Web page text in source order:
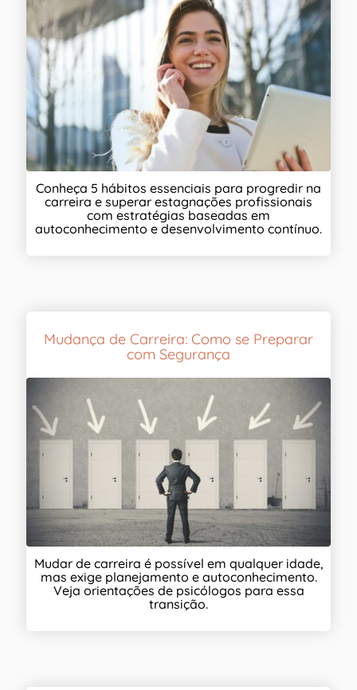
Conheça 5 hábitos essenciais para progredir na
carreira e superar estagnações profissionais
com estratégias baseadas em
autoconhecimento e desenvolvimento contínuo.
Mudança de Carreira: Como se Preparar
com Segurança
Mudar de carreira é possível em qualquer idade,
mas exige planejamento e autoconhecimento.
Veja orientações de psicólogos para essa
transição.